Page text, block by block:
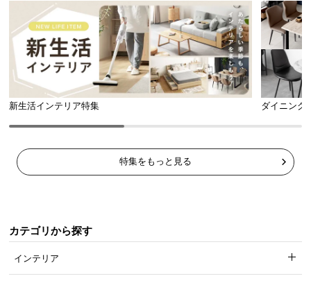
新生活インテリア特集 ダイニング
特集をもっと見る
カテゴリから探す
インテリア